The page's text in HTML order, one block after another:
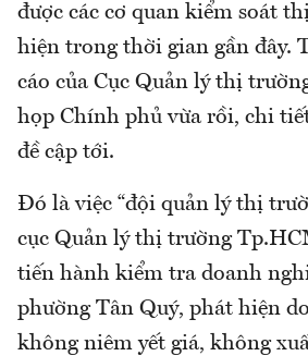
được các cơ quan kiểm soát
hiện trong thời gian gần đây.
cáo của Cục Quản lý thị
họp Chính phủ vừa rồi, chi
đề cập tới.
Đó là việc “đội quản lý thị
cục Quản lý thị trường
tiến hành kiểm tra doanh
phường Tân Quý, phát hiện
không niêm yết giá, không